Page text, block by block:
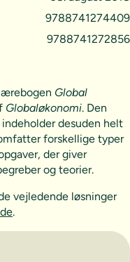
9788741274409
9788741272856
Global
Globaløkonomi. Den
desuden helt
forskellige typer
der giver
og teorier.
vejledende løsninger
.